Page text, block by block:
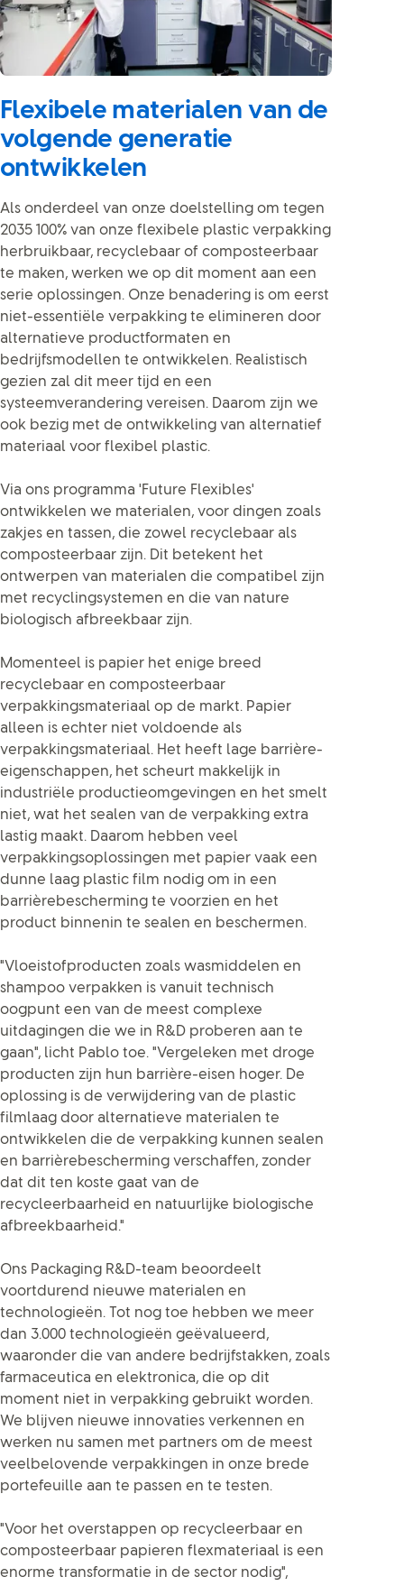
Flexibele materialen van de
volgende generatie
ontwikkelen
Als onderdeel van onze doelstelling om tegen
2035 100% van onze flexibele plastic verpakking
herbruikbaar, recyclebaar of composteerbaar
te maken, werken we op dit moment aan een
serie oplossingen. Onze benadering is om eerst
niet-essentiële verpakking te elimineren door
alternatieve productformaten en
bedrijfsmodellen te ontwikkelen. Realistisch
gezien zal dit meer tijd en een
systeemverandering vereisen. Daarom zijn we
ook bezig met de ontwikkeling van alternatief
materiaal voor flexibel plastic.
Via ons programma 'Future Flexibles'
ontwikkelen we materialen, voor dingen zoals
zakjes en tassen, die zowel recyclebaar als
composteerbaar zijn. Dit betekent het
ontwerpen van materialen die compatibel zijn
met recyclingsystemen en die van nature
biologisch afbreekbaar zijn.
Momenteel is papier het enige breed
recyclebaar en composteerbaar
verpakkingsmateriaal op de markt. Papier
alleen is echter niet voldoende als
verpakkingsmateriaal. Het heeft lage barrière-
eigenschappen, het scheurt makkelijk in
industriële productieomgevingen en het smelt
niet, wat het sealen van de verpakking extra
lastig maakt. Daarom hebben veel
verpakkingsoplossingen met papier vaak een
dunne laag plastic film nodig om in een
barrièrebescherming te voorzien en het
product binnenin te sealen en beschermen.
"Vloeistofproducten zoals wasmiddelen en
shampoo verpakken is vanuit technisch
oogpunt een van de meest complexe
uitdagingen die we in R&D proberen aan te
gaan", licht Pablo toe. "Vergeleken met droge
producten zijn hun barrière-eisen hoger. De
oplossing is de verwijdering van de plastic
filmlaag door alternatieve materialen te
ontwikkelen die de verpakking kunnen sealen
en barrièrebescherming verschaffen, zonder
dat dit ten koste gaat van de
recycleerbaarheid en natuurlijke biologische
afbreekbaarheid."
Ons Packaging R&D-team beoordeelt
voortdurend nieuwe materialen en
technologieën. Tot nog toe hebben we meer
dan 3.000 technologieën geëvalueerd,
waaronder die van andere bedrijfstakken, zoals
farmaceutica en elektronica, die op dit
moment niet in verpakking gebruikt worden.
We blijven nieuwe innovaties verkennen en
werken nu samen met partners om de meest
veelbelovende verpakkingen in onze brede
portefeuille aan te passen en te testen.
"Voor het overstappen op recycleerbaar en
composteerbaar papieren flexmateriaal is een
enorme transformatie in de sector nodig",